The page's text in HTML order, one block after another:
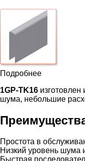
Подробнее
1GP-TK16
шума, небольшие
Простота в
Низкий уровень шума
Быстрая